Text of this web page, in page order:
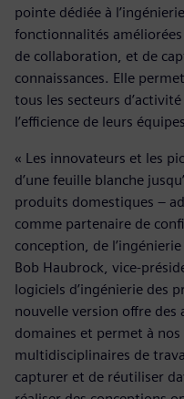
pointe dédiée à
fonctionnalités
de collaboration, et de
connaissances. Elle
tous les secteurs
l’efficience de leurs
« Les innovateurs et les
d’une feuille blanche
produits domestiques –
comme partenaire de
conception, de
Bob Haubrock, vice-
logiciels d’ingénierie des
nouvelle version offre des
domaines et permet à
multidisciplinaires de
capturer et de réutiliser